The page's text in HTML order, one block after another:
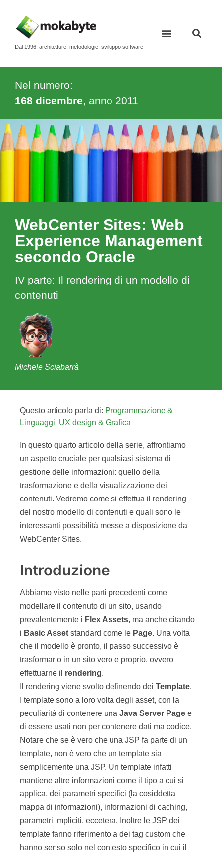
Dal 1996, architetture, metodologie, sviluppo software
Nel numero:
168 dicembre, anno 2011
WebCenter Sites: Web
Experience Management
secondo Oracle
IV parte: Il rendering di un modello di
contenuti
Michele Sciabarrà
Questo articolo parla di: Programmazione &
Linguaggi, UX design & Grafica
In questo quarto articolo della serie, affrontiamo
un aspetto cruciale per qualsiasi sistema di
gestione delle informazioni: quello della
trasformazione e della visualizzazione dei
contenuti. Vedremo come si effettua il rendering
del nostro modello di contenuti e quali sono le
interessanti possibilità messe a disposizione da
WebCenter Sites.
Introduzione
Abbiamo visto nelle parti precedenti come
modellare il contenuto di un sito, usando
prevalentemente i Flex Assets, ma anche citando
i Basic Asset standard come le Page. Una volta
che il modello è pronto, il passo successivo è
trasformarlo in un sito vero e proprio, ovvero
effettuarne il rendering.
Il rendering viene svolto definendo dei Template.
I template sono a loro volta degli asset, con la
peculiarità di contenere una Java Server Page e
di essere usati non per contenere dati ma codice.
Notare che se è vero che una JSP fa parte di un
template, non è vero che un template sia
semplicemente una JSP. Un template infatti
mantiene altre informazioni come il tipo a cui si
applica, dei parametri specifici (la cosiddetta
mappa di informazioni), informazioni di caching,
parametri impliciti, eccetera. Inoltre le JSP dei
template fanno riferimento a dei tag custom che
hanno senso solo nel contesto specifico in cui il